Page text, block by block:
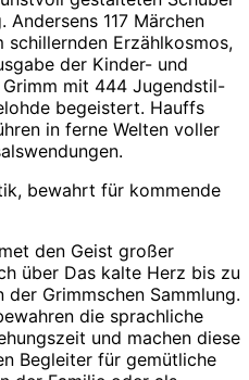
117 Märchen
Erzählkosmos,
der Kinder- und
mit 444 Jugendstil-
begeistert. Hauffs
in ferne Welten voller
bewahrt für kommende
den Geist großer
über Das kalte Herz bis zu
Grimmschen Sammlung.
die sprachliche
und machen diese
Begleiter für gemütliche